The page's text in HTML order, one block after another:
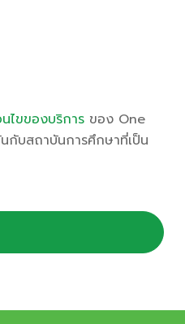
ไขของบริการของ One
กับสถาบันการศึกษาที่เป็น